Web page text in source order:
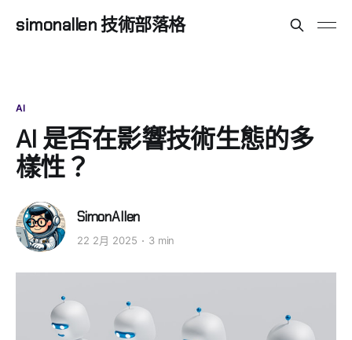
simonallen 技術部落格
AI
AI 是否在影響技術生態的多
樣性？
SimonAllen
22 2月 2025 3 min